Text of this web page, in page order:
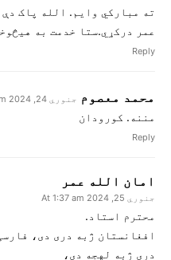
ته مبارکي وایم. الله پاک
عمر درکړي.ستا خدمت به
Reply
محمد معصوم جنوري 24, 2024 At 6:34 pm
مننه. کورودان
Reply
امان الله عمر
جنوري 25, 2024 At 1:37 am
محترم استاد.
افغانستان ژبه دری دی،
دری ژبه لهجه دی،